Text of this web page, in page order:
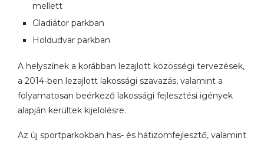
mellett
Gladiátor parkban
Holdudvar parkban
A helyszínek a korábban lezajlott közösségi tervezések,
a 2014-ben lezajlott lakossági szavazás, valamint a
folyamatosan beérkező lakossági fejlesztési igények
alapján kerültek kijelölésre.
Az új sportparkokban has- és hátizomfejlesztő, valamint